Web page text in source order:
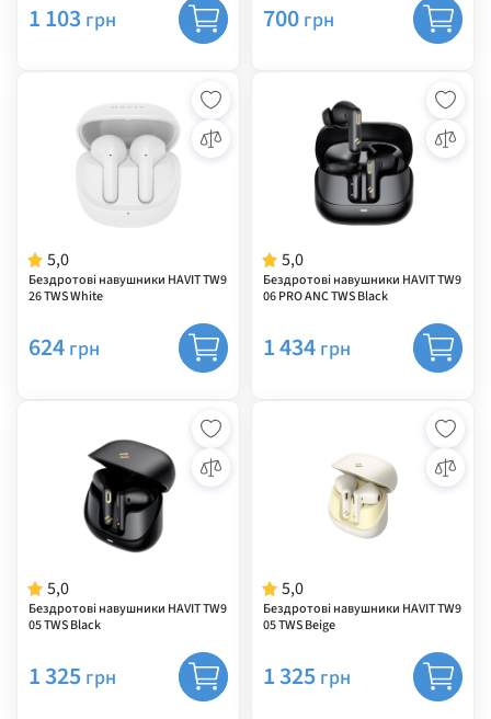
1 103 грн 700 грн
5,0
Бездротові навушники HAVIT TW9
26 TWS White
624 грн
5,0
Бездротові навушники HAVIT TW9
06 PRO ANC TWS Black
1 434 грн
5,0
Бездротові навушники HAVIT TW9
05 TWS Black
1 325 грн
5,0
Бездротові навушники HAVIT TW9
05 TWS Beige
1 325 грн